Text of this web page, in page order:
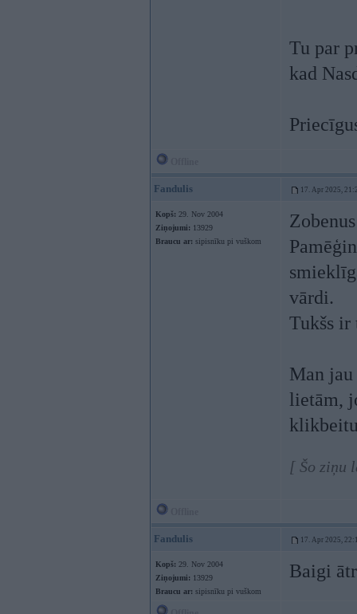
Tu par
kad
Fandulis 17. Apr 2025,
Kopš: 29. Nov 2004
Ziņojumi: 13929
Braucu ar: sipisnīku pi vuškom
vārdi.
Tukšs ir
Man
lietām,
[ Šo ziņu
Fandulis 17. Apr 2025,
Kopš: 29. Nov 2004
Ziņojumi: 13929
Braucu ar: sipisnīku pi vuškom
Baigi